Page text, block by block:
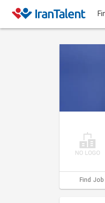
Find Job